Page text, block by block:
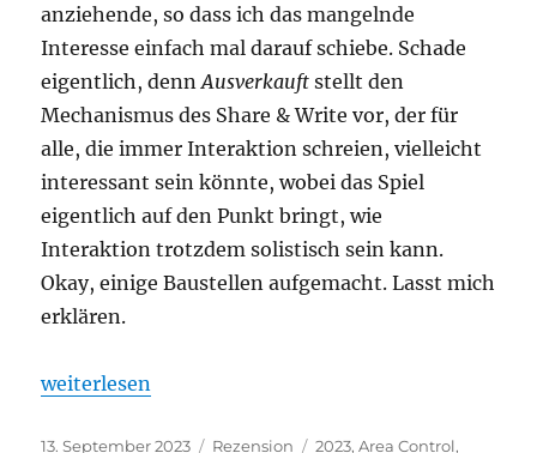
anziehende, so dass ich das mangelnde
Interesse einfach mal darauf schiebe. Schade
eigentlich, dennAusverkauft stellt den
Mechanismus des Share & Write vor, der für
alle, die immer Interaktion schreien, vielleicht
interessant sein könnte, wobei das Spiel
eigentlich auf den Punkt bringt, wie
Interaktion trotzdem solistisch sein kann.
Okay, einige Baustellen aufgemacht. Lasst mich
erklären.
„Ausverkauft – Kein Platz mehr frei“
weiterlesen
Veröffentlicht
13. September 2023 Kategorien
Rezension Schlagwörter
2023,Area Control,